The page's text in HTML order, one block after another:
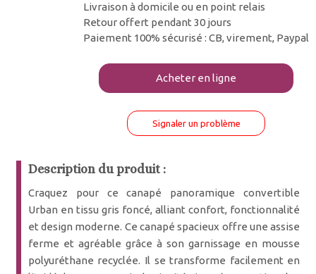
Livraison à domicile ou en point relais
Retour offert pendant 30 jours
Paiement 100% sécurisé : CB, virement, Paypal
Acheter en ligne
Signaler un problème
Description du produit :
Craquez pour ce canapé panoramique convertible
Urban en tissu gris foncé, alliant confort, fonctionnalité
et design moderne. Ce canapé spacieux offre une assise
ferme et agréable grâce à son garnissage en mousse
polyuréthane recyclée. Il se transforme facilement en